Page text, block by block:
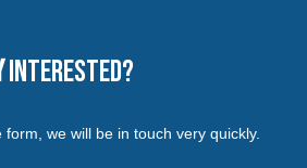
Interested?
we will be in touch very quickly.